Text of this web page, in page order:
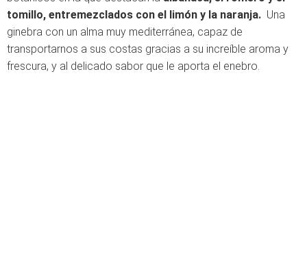
tomillo, entremezclados con el limón y la naranja. Una
ginebra con un alma muy mediterránea, capaz de
transportarnos a sus costas gracias a su increíble aroma y
frescura, y al delicado sabor que le aporta el enebro.